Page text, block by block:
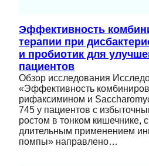
Эффективность
терапии при
и пробиотик для
пациентов
Обзор исследования
«Эффективность
рифаксимином и
745 у пациентов с
ростом в тонком кишечнике,
длительным применением
помпы» направлено…